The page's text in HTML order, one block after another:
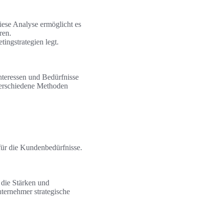
Analyse ermöglicht es
legt.
und Bedürfnisse
Methoden
die Kundenbedürfnisse.
Stärken und
strategische